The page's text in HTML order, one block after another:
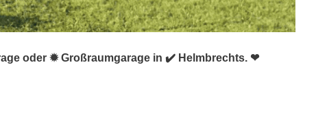
oder ✹ Großraumgarage in ✔️ Helmbrechts. ❤